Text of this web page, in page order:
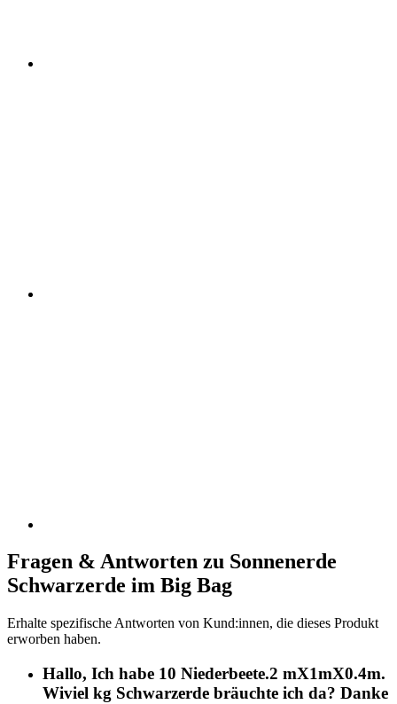
Fragen & Antworten zu Sonnenerde
Schwarzerde im Big Bag
Erhalte spezifische Antworten von Kund:innen, die dieses Produkt
erworben haben.
Hallo, Ich habe 10 Niederbeete.2 mX1mX0.4m.
Wiviel kg Schwarzerde bräuchte ich da? Danke